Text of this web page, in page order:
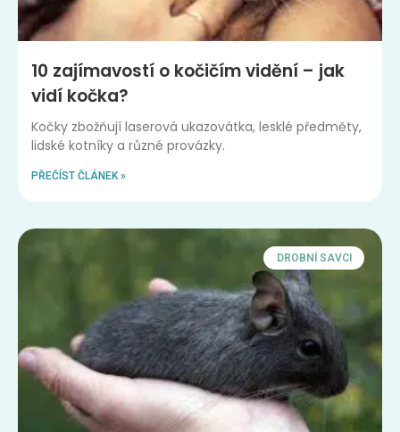
10 zajímavostí o kočičím vidění – jak
vidí kočka?
Kočky zbožňují laserová ukazovátka, lesklé předměty,
lidské kotníky a různé provázky.
PŘEČÍST ČLÁNEK »
DROBNÍ SAVCI